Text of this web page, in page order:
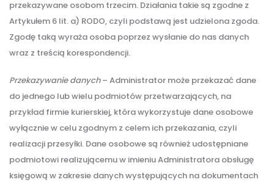
przekazywane osobom trzecim. Działania takie są zgodne z
Artykułem 6 lit. a) RODO, czyli podstawą jest udzielona zgoda.
Zgodę taką wyraża osoba poprzez wysłanie do nas danych
wraz z treścią korespondencji.
Przekazywanie danych– Administrator może przekazać dane
do jednego lub wielu podmiotów przetwarzających, na
przykład firmie kurierskiej, która wykorzystuje dane osobowe
wyłącznie w celu zgodnym z celem ich przekazania, czyli
realizacji przesyłki. Dane osobowe są również udostępniane
podmiotowi realizującemu w imieniu Administratora obsługę
księgową w zakresie danych występujących na dokumentach